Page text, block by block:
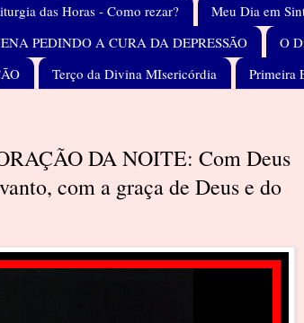
das Horas - Como rezar?
Meu Dia em
PEDINDO A CURA DA DEPRESSÃO
O
Terço da Divina MIsericórdia Primeira
DA NOITE: Com Deus
com a graça de Deus e do